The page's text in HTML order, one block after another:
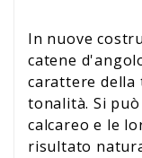
In nuove
catene
carattere della
tonalità. Si
calcareo e le
risultato